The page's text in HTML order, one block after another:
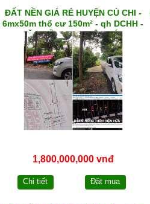
ĐẤT NỀN GIÁ RẺ HUYỆN CỦ CHI -
6mx50m thổ cư 150m² - qh DCHH -
MẶT TIỀN xã NHUẬN ĐỨC
1,800,000,000 vnđ
Chi tiết Đặt mua